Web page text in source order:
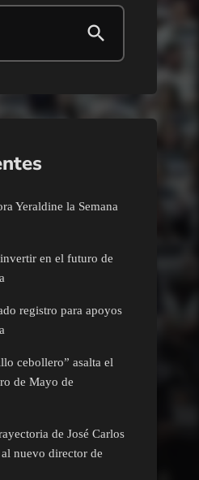
Yeraldine la Semana
en el futuro de
registro para apoyos
cebollero” asalta el
de Mayo de
de José Carlos
nuevo director de